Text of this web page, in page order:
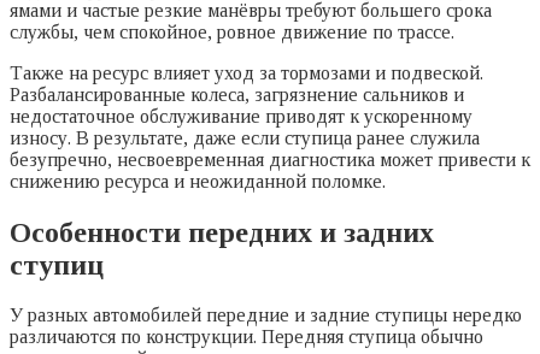
ямами и частые резкие манёвры требуют большего срока
службы, чем спокойное, ровное движение по трассе.
Также на ресурс влияет уход за тормозами и подвеской.
Разбалансированные колеса, загрязнение сальников и
недостаточное обслуживание приводят к ускоренному
износу. В результате, даже если ступица ранее служила
безупречно, несвоевременная диагностика может привести к
снижению ресурса и неожиданной поломке.
Особенности передних и задних
ступиц
У разных автомобилей передние и задние ступицы нередко
различаются по конструкции. Передняя ступица обычно